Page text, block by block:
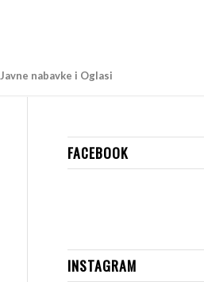
Javne nabavke i Oglasi
FACEBOOK
INSTAGRAM